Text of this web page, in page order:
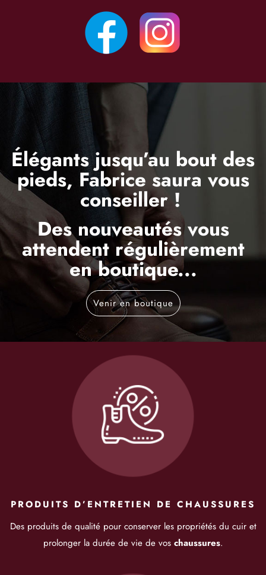
Élégants jusqu’au bout des
pieds, Fabrice saura vous
conseiller !
Des nouveautés vous
attendent régulièrement
en boutique...
Venir en boutique
PRODUITS D’ENTRETIEN DE CHAUSSURES
Des produits de qualité pour conserver les propriétés du cuir et
prolonger la durée de vie de vos chaussures.